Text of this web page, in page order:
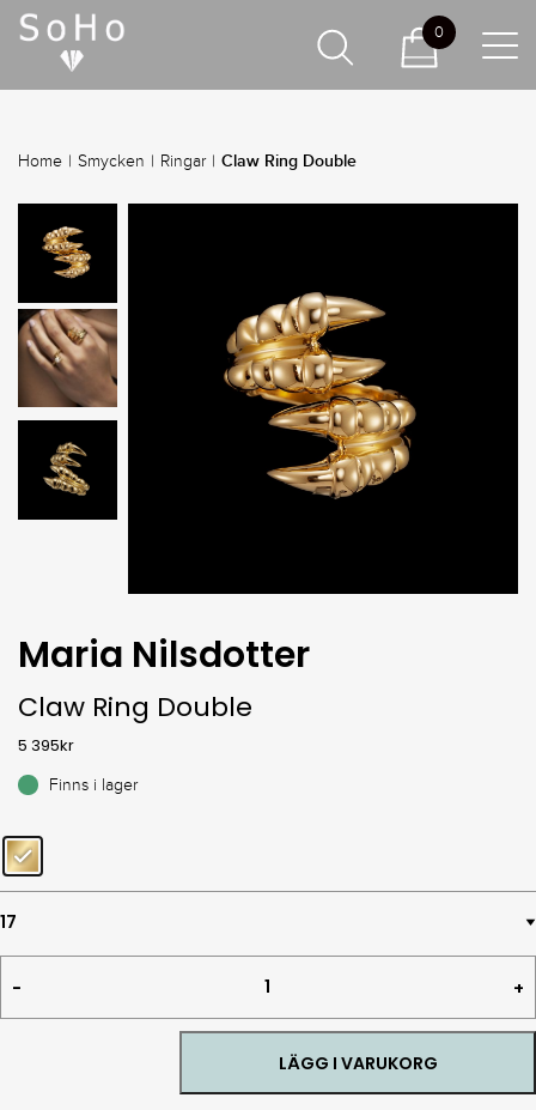
Home | Smycken | Ringar | Claw Ring Double
Maria Nilsdotter
Claw Ring Double
5 395kr
Finns i lager
Ring
Double
LÄGG I VARUKORG
0